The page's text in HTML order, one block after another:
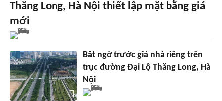
Thăng Long, Hà Nội thiết lập mặt bằng giá
mới
Bất ngờ trước giá nhà riêng trên
trục đường Đại Lộ Thăng Long, Hà
Nội